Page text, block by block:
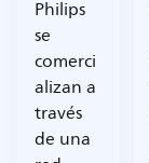
Philips
se
comerci
alizan a
través
de una